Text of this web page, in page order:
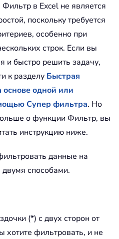
в Excel не является
поскольку требуется
особенно при
строк. Если вы
и быстро решить задачу,
к разделу Быстрая
одной или
Супер фильтра. Но
о функции Фильтр, вы
инструкцию ниже.
данные на
двумя способами.
(*) с двух сторон от
хотите фильтровать, и не